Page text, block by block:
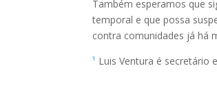
Também esperamos que
temporal e que possa
contra comunidades já há
¹ Luis Ventura é secretário